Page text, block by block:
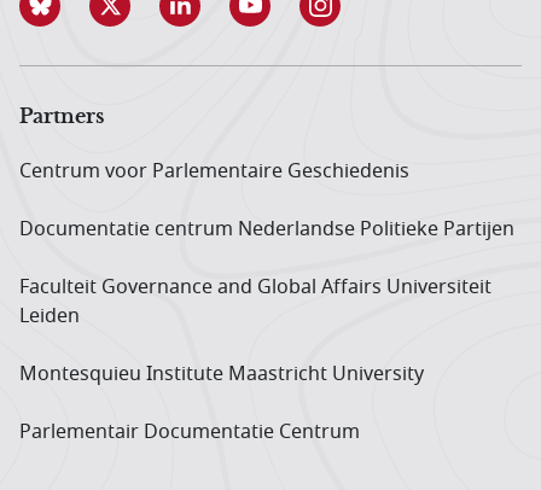
Partners
Centrum voor Parlementaire Geschiedenis
Documentatie centrum Neder­landse Politieke Partijen
Faculteit Governance and Global Affairs Universiteit
Leiden
Montesquieu Institute Maastricht University
Parlementair Documentatie Centrum